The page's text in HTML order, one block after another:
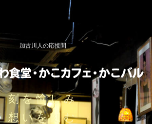
加古川人の応接間
刻を愉しみ
想いを刻む